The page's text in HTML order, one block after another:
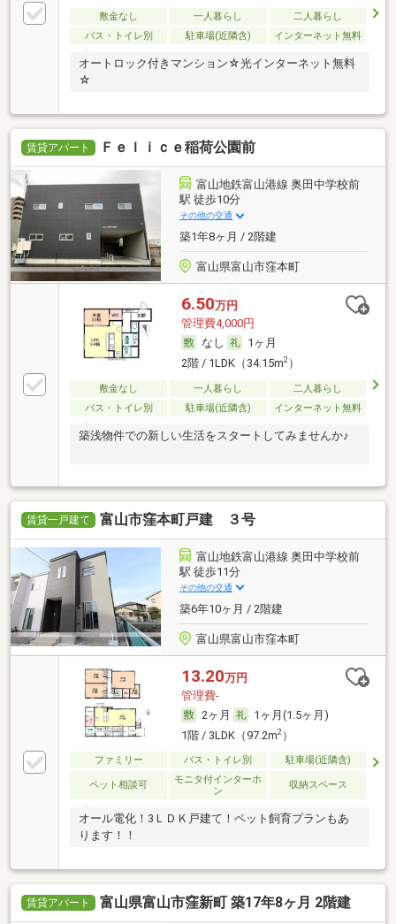
敷金なし 一人暮らし
二人暮らし
バス・トイレ別
駐車場(近隣含) インターネット無料
オートロック付きマンション☆光インターネット無料
☆
賃貸アパート Ｆｅｌｉｃｅ稲荷公園前
富山地鉄富山港線 奥田中学校前
駅 徒歩10分
その他の交通
築1年8ヶ月 / 2階建
富山県富山市窪本町
6.50万円
管理費4,000円
なし
1ヶ月
2階 / 1LDK（34.15m2）
敷金なし 一人暮らし
二人暮らし
バス・トイレ別
駐車場(近隣含) インターネット無料
築浅物件での新しい生活をスタートしてみませんか♪
賃貸一戸建て 富山市窪本町戸建 ３号
富山地鉄富山港線 奥田中学校前
駅 徒歩11分
その他の交通
築6年10ヶ月 / 2階建
富山県富山市窪本町
13.20万円
管理費-
2ヶ月
1ヶ月(1.5ヶ月)
1階 / 3LDK（97.2m2）
ファミリー バス・トイレ別 駐車場(近隣含)
ペット相談可
モニタ付インターホ
ン
収納スペース
オール電化！3ＬＤＫ戸建て！ペット飼育プランもあ
ります！！
賃貸アパート 富山県富山市窪新町 築17年8ヶ月 2階建